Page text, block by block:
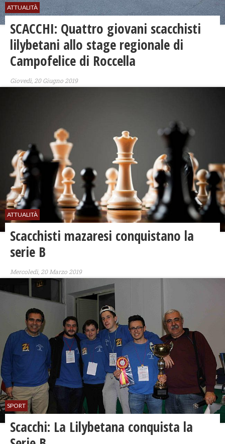
ATTUALITÀ
SCACCHI: Quattro giovani scacchisti
lilybetani allo stage regionale di
Campofelice di Roccella
Giovedì, 20 Giugno 2019
ATTUALITÀ
Scacchisti mazaresi conquistano la
serie B
Mercoledì, 20 Marzo 2019
SPORT
Scacchi: La Lilybetana conquista la